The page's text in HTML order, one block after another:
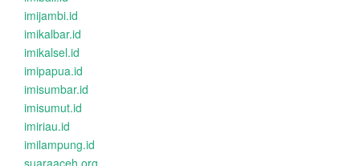
imijambi.id
imikalbar.id
imikalsel.id
imipapua.id
imisumbar.id
imisumut.id
imiriau.id
imilampung.id
suaraaceh.org